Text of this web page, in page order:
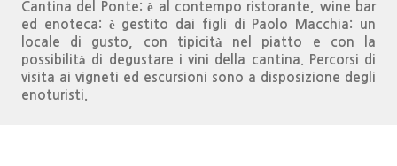
Cantina del Ponte: è al contempo ristorante, wine bar
ed enoteca: è gestito dai figli di Paolo Macchia: un
locale di gusto, con tipicità nel piatto e con la
possibilità di degustare i vini della cantina. Percorsi di
visita ai vigneti ed escursioni sono a disposizione degli
enoturisti.